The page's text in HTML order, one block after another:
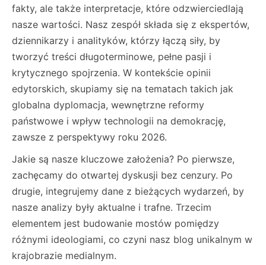
fakty, ale także interpretacje, które odzwierciedlają
nasze wartości. Nasz zespół składa się z ekspertów,
dziennikarzy i analityków, którzy łączą siły, by
tworzyć treści długoterminowe, pełne pasji i
krytycznego spojrzenia. W kontekście opinii
edytorskich, skupiamy się na tematach takich jak
globalna dyplomacja, wewnętrzne reformy
państwowe i wpływ technologii na demokrację,
zawsze z perspektywy roku 2026.
Jakie są nasze kluczowe założenia? Po pierwsze,
zachęcamy do otwartej dyskusji bez cenzury. Po
drugie, integrujemy dane z bieżących wydarzeń, by
nasze analizy były aktualne i trafne. Trzecim
elementem jest budowanie mostów pomiędzy
różnymi ideologiami, co czyni nasz blog unikalnym w
krajobrazie medialnym.